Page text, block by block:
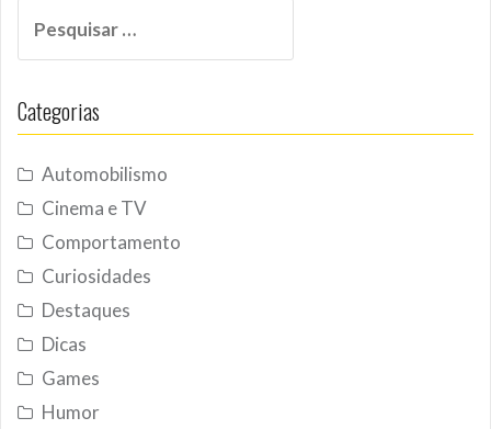
por:
Categorias
Automobilismo
Cinema e TV
Comportamento
Curiosidades
Destaques
Dicas
Games
Humor